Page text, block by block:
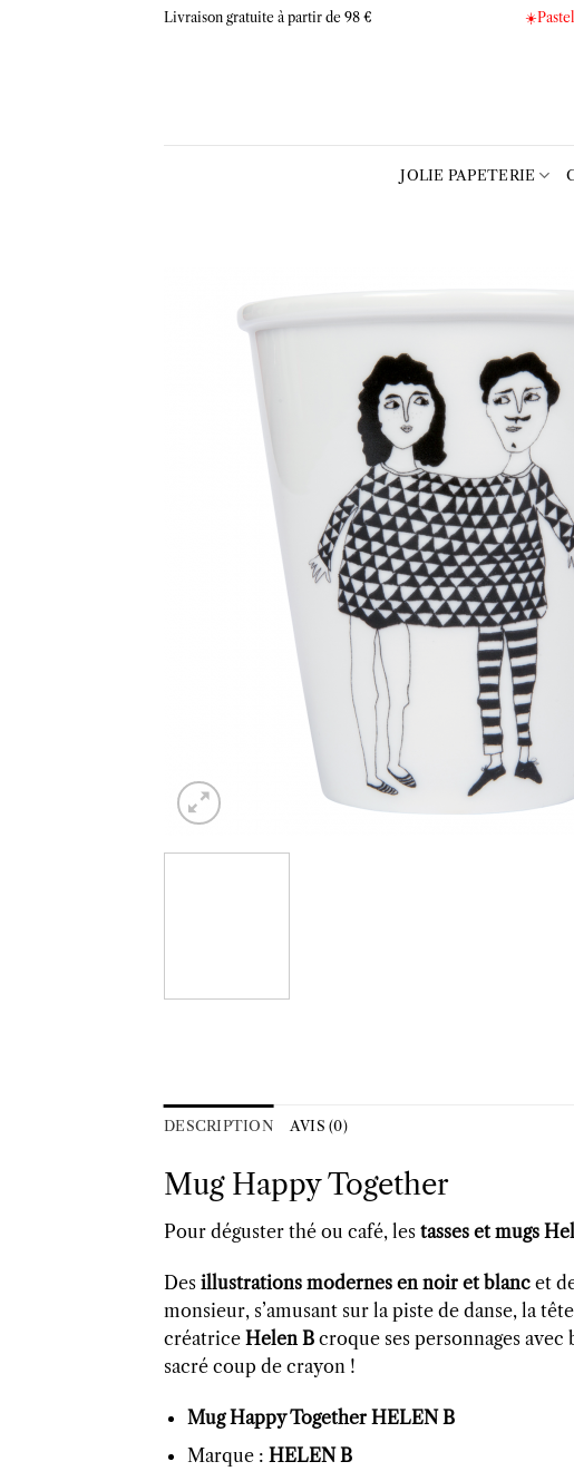
Livraison gratuite à partir de 98 €
JOLIE PAPETERIE
DESCRIPTION AVIS (0)
Mug Happy Together
Pour déguster thé ou café, les tasses et mugs
Des illustrations modernes en noir et blanc et
monsieur, s’amusant sur la piste de danse, la
créatrice Helen B croque ses personnages
sacré coup de crayon !
Mug Happy Together HELEN B
Marque : HELEN B